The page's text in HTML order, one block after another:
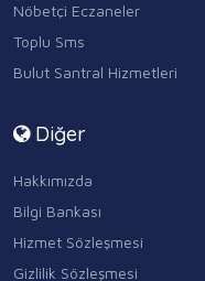
Nöbetçi Eczaneler
Toplu Sms
Bulut Santral Hizmetleri
Diğer
Hakkımızda
Bilgi Bankası
Hizmet Sözleşmesi
Gizlilik Sözleşmesi